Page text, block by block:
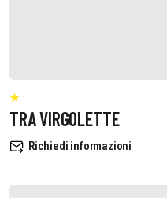
TRA VIRGOLETTE
Richiedi informazioni